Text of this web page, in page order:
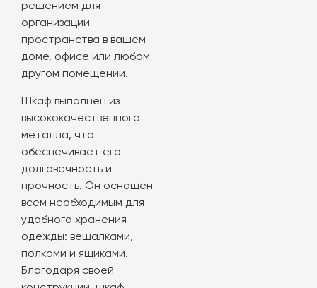
решением для
организации
пространства в вашем
доме, офисе или любом
другом помещении.
Шкаф выполнен из
высококачественного
металла, что
обеспечивает его
долговечность и
прочность. Он оснащён
всем необходимым для
удобного хранения
одежды: вешалками,
полками и ящиками.
Благодаря своей